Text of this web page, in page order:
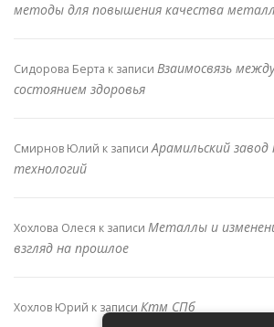
методы для повышения качества
Сидорова Берта к записи Взаимосвязь
состоянием здоровья
Смирнов Юлий к записиАрамильский завод
технологий
Хохлова Олеся к записи Металлы и
взгляд на прошлое
Хохлов Юрий к записи Ктм СПб